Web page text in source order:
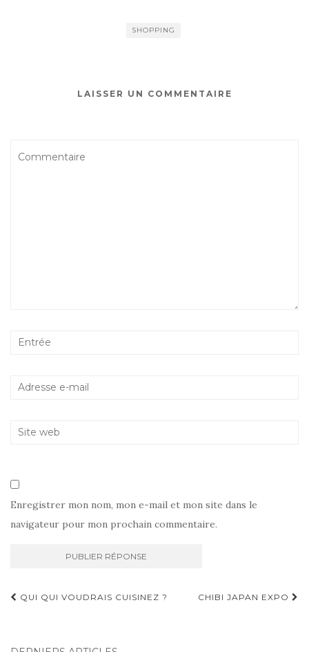
SHOPPING
LAISSER UN COMMENTAIRE
Enregistrer mon nom, mon e-mail et mon site dans le
navigateur pour mon prochain commentaire.
Navigation
QUI QUI VOUDRAIS CUISINEZ ? CHIBI JAPAN EXPO